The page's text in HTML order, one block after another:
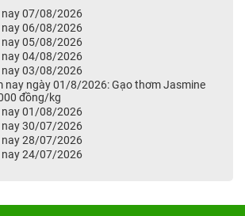
nay 07/08/2026
nay 06/08/2026
nay 05/08/2026
nay 04/08/2026
nay 03/08/2026
nay ngày 01/8/2026: Gạo thơm Jasmine
đồng/kg
nay 01/08/2026
nay 30/07/2026
nay 28/07/2026
nay 24/07/2026